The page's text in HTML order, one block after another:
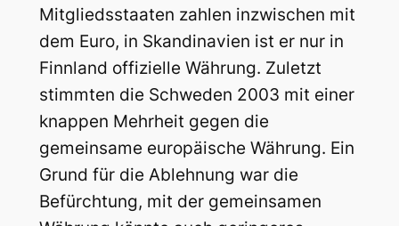
Mitgliedsstaaten zahlen inzwischen mit
dem Euro, in Skandinavien ist er nur in
Finnland offizielle Währung. Zuletzt
stimmten die Schweden 2003 mit einer
knappen Mehrheit gegen die
gemeinsame europäische Währung. Ein
Grund für die Ablehnung war die
Befürchtung, mit der gemeinsamen